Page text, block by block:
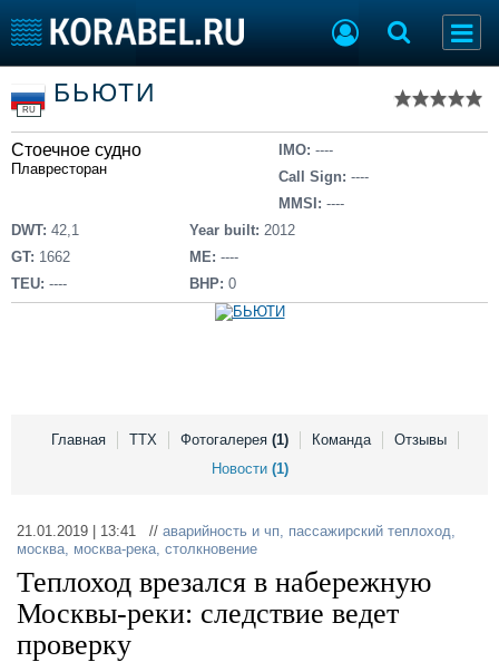
Тип судна
Добавить судно
Добавить проект
Последние 100
Пульс
Новости
Компании
Репутация
Торговая площадка
Доска объявлений
Продажа флота
Оборудование
Изделия
Личности
Словарь
Флот
Форум
Все службы
RU
БЬЮТИ
Стоечное судно
Плавресторан
IMO: ----
Call Sign: ----
MMSI: ----
DWT: 42,1
GT: 1662
TEU: ----
Year built: 2012
ME: ----
BHP: 0
Главная ТТХ Фотогалерея (1) Команда
Отзывы
Новости (1)
21.01.2019 | 13:41 // аварийность и чп, пассажирский теплоход,
москва, москва-река, столкновение
Теплоход врезался в набережную
Москвы-реки: следствие ведет
проверку